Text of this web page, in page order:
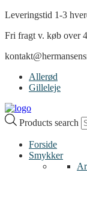
Leveringstid 1-3
Fri fragt v. køb over
Allerød
Gilleleje
Products search
Forside
Smykker